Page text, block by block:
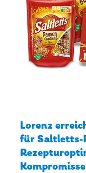
Lorenz
für Saltletts-